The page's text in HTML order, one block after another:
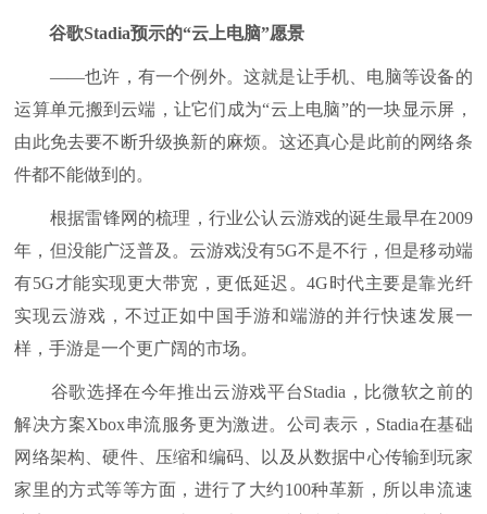
谷歌Stadia预示的“云上电脑”愿景
——也许，有一个例外。这就是让手机、电脑等设备的
运算单元搬到云端，让它们成为“云上电脑”的一块显示屏，
由此免去要不断升级换新的麻烦。这还真心是此前的网络条
件都不能做到的。
根据雷锋网的梳理，行业公认云游戏的诞生最早在2009
年，但没能广泛普及。云游戏没有5G不是不行，但是移动端
有5G才能实现更大带宽，更低延迟。4G时代主要是靠光纤
实现云游戏，不过正如中国手游和端游的并行快速发展一
样，手游是一个更广阔的市场。
谷歌选择在今年推出云游戏平台Stadia，比微软之前的
解决方案Xbox串流服务更为激进。公司表示，Stadia在基础
网络架构、硬件、压缩和编码、以及从数据中心传输到玩家
家里的方式等等方面，进行了大约100种革新，所以串流速